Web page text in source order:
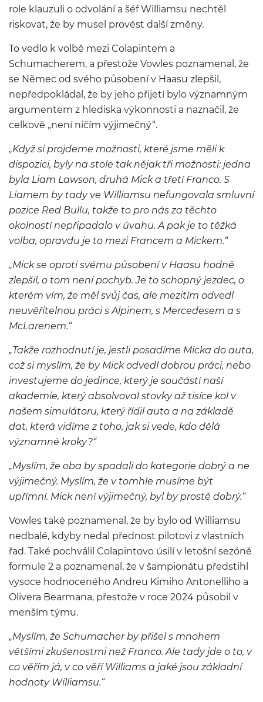
role klauzuli o odvolání a šéf Williamsu nechtěl
riskovat, že by musel provést další změny.
To vedlo k volbě mezi Colapintem a
Schumacherem, a přestože Vowles poznamenal, že
se Němec od svého působení v Haasu zlepšil,
nepředpokládal, že by jeho přijetí bylo významným
argumentem z hlediska výkonnosti a naznačil, že
celkově „není ničím výjimečný“.
„Když si projdeme možnosti, které jsme měli k
dispozici, byly na stole tak nějak tři možnosti: jedna
byla Liam Lawson, druhá Mick a třetí Franco. S
Liamem by tady ve Williamsu nefungovala smluvní
pozice Red Bullu, takže to pro nás za těchto
okolností nepřipadalo v úvahu. A pak je to těžká
volba, opravdu je to mezi Francem a Mickem.“
„Mick se oproti svému působení v Haasu hodně
zlepšil, o tom není pochyb. Je to schopný jezdec, o
kterém vím, že měl svůj čas, ale mezitím odvedl
neuvěřitelnou práci s Alpinem, s Mercedesem a s
McLarenem.“
„Takže rozhodnutí je, jestli posadíme Micka do auta,
což si myslím, že by Mick odvedl dobrou práci, nebo
investujeme do jedince, který je součástí naší
akademie, který absolvoval stovky až tisíce kol v
našem simulátoru, který řídil auto a na základě
dat, která vidíme z toho, jak si vede, kdo dělá
významné kroky?“
„Myslím, že oba by spadali do kategorie dobrý a ne
výjimečný. Myslím, že v tomhle musíme být
upřímní. Mick není výjimečný, byl by prostě dobrý.“
Vowles také poznamenal, že by bylo od Williamsu
nedbalé, kdyby nedal přednost pilotovi z vlastních
řad. Také pochválil Colapintovo úsilí v letošní sezóně
formule 2 a poznamenal, že v šampionátu předstihl
vysoce hodnoceného Andreu Kimiho Antonelliho a
Olivera Bearmana, přestože v roce 2024 působil v
menším týmu.
„Myslím, že Schumacher by přišel s mnohem
většími zkušenostmi než Franco. Ale tady jde o to, v
co věřím já, v co věří Williams a jaké jsou základní
hodnoty Williamsu.“